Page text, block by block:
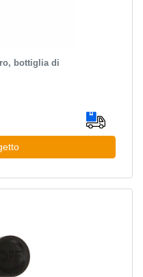
bottiglia di